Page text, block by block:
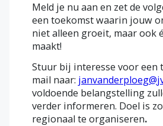
Meld je nu aan en zet de
een toekomst waarin jouw
niet alleen groeit, maar ook
maakt!
Stuur bij interesse voor een
mail naar:
voldoende belangstelling
verder informeren. Doel is
regionaal te organiseren.